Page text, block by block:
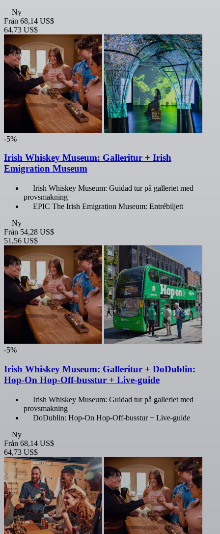
Ny
Från 68,14 US$
64,73 US$
-5%
Irish Whiskey Museum: Galleritur + Irish
Emigration Museum
Irish Whiskey Museum: Guidad tur på galleriet med
provsmakning
EPIC The Irish Emigration Museum: Entrébiljett
Ny
Från 54,28 US$
51,56 US$
-5%
Irish Whiskey Museum: Galleritur + DoDublin:
Hop-On Hop-Off-busstur + Live-guide
Irish Whiskey Museum: Guidad tur på galleriet med
provsmakning
DoDublin: Hop-On Hop-Off-busstur + Live-guide
Ny
Från 68,14 US$
64,73 US$